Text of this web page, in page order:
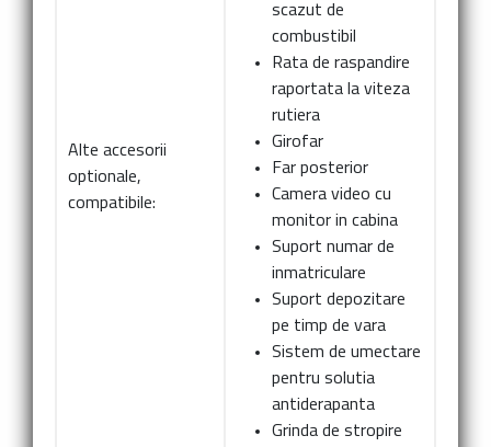
Alte accesorii
optionale,
compatibile:
scazut de
combustibil
Rata de raspandire
raportata la viteza
rutiera
Girofar
Far posterior
Camera video cu
monitor in cabina
Suport numar de
inmatriculare
Suport depozitare
pe timp de vara
Sistem de umectare
pentru solutia
antiderapanta
Grinda de stropire